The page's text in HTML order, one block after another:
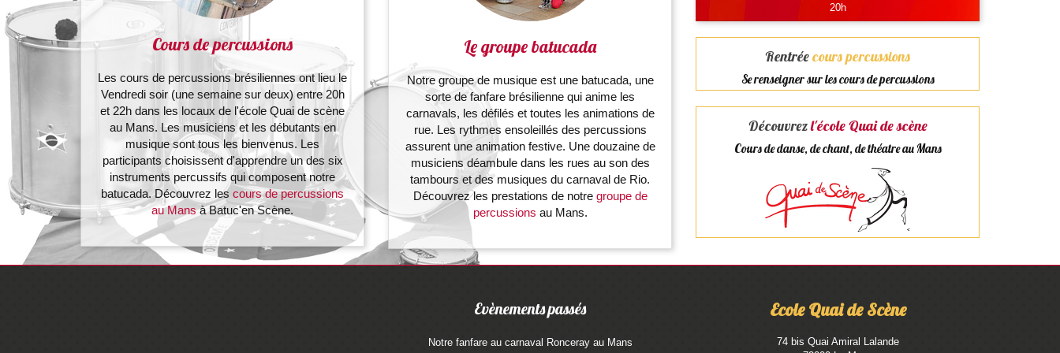
Cours de percussions
Les cours de percussions brésiliennes ont lieu le
Vendredi soir (une semaine sur deux) entre 20h
et 22h dans les locaux de l'école Quai de scène
au Mans. Les musiciens et les débutants en
musique sont tous les bienvenus. Les
participants choisissent d'apprendre un des six
instruments percussifs qui composent notre
batucada. Découvrez les cours de percussions
au Mansà Batuc'en Scène.
Le groupe batucada
Notre groupe de musique est une batucada, une
sorte de fanfare brésilienne qui anime les
carnavals, les défilés et toutes les animations de
rue. Les rythmes ensoleillés des percussions
assurent une animation festive. Une douzaine de
musiciens déambule dans les rues au son des
tambours et des musiques du carnaval de Rio.
Découvrez les prestations de notre groupe de
percussions au Mans.
20h
Rentréecours percussions
Se renseigner sur les cours de percussions
Découvrezl'école Quai de scène
Cours de danse, de chant, de théatre au Mans
<
Evènements passés
Notre fanfare au carnaval Ronceray au Mans
Ecole Quai de Scène
74 bis Quai Amiral Lalande